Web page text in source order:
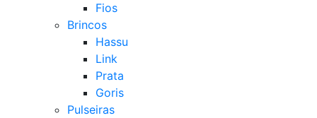
Fios
Brincos
Hassu
Link
Prata
Goris
Pulseiras